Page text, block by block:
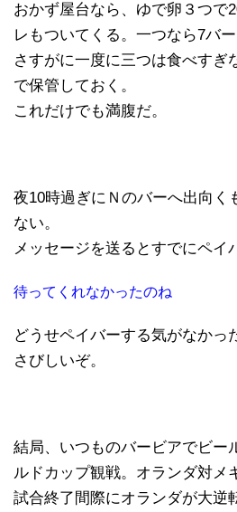
おかず屋台なら、ゆで卵３つで
レもついてくる。一つなら7バー
さすがに一度に三つは食べすぎ
で保管しておく。
これだけでも満腹だ。
夜10時過ぎにＮのバーへ出向く
ない。
メッセージを送るとすでにペイ
待ってくれなかったのね
どうせペイバーする気がなかっ
さびしいぞ。
結局、いつものバービアでビー
ルドカップ観戦。オランダ対メ
試合終了間際にオランダが大逆